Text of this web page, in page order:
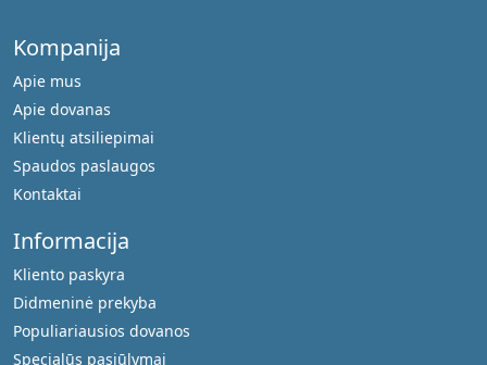
Kompanija
Apie mus
Apie dovanas
Klientų atsiliepimai
Spaudos paslaugos
Kontaktai
Informacija
Kliento paskyra
Didmeninė prekyba
Populiariausios dovanos
Specialūs pasiūlymai